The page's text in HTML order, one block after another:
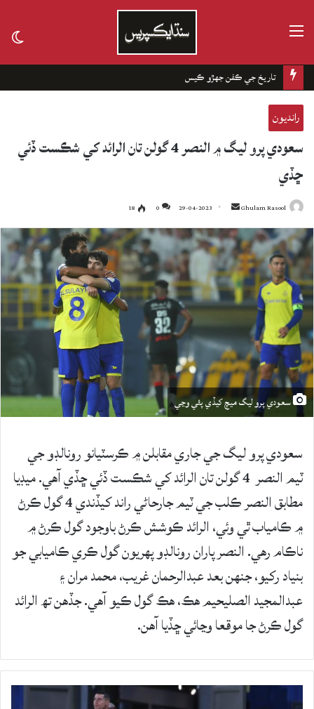
تاريخ جي ڪفن جھڙو ڪيس
رانديون
سعودي پرو ليگ ۾ النصر 4 گولن تان الرائد کي شڪست ڏئي
ڇڏي
Ghulam Rasool
Send
an
email
29-04-2023
0
18
سعودي پرو ليگ ميچ کيڏي پئي وڃي
سعودي پرو ليگ جي جاري مقابلن ۾ ڪرسٽيانو رونالڊو جي
ٽيم النصر 4 گولن تان الرائد کي شڪست ڏئي ڇڏي آهي. ميڊيا
مطابق النصر ڪلب جي ٽيم جارحاڻي راند کيڏندي 4 گول ڪرڻ
۾ ڪامياب ٿي وئي، الرائد ڪوشش ڪرڻ باوجود گول ڪرڻ ۾
ناڪام رهي. النصر پاران رونالڊو پهريون گول ڪري ڪاميابي جو
بنياد رکيو، جنهن بعد عبدالرحمان غريب، محمد مران ۽
عبدالمجيد الصليحيم هڪ، هڪ گول ڪيو آهي. جڏهن تھ الرائد
گول ڪرڻ جا موقعا وڃائي ڇڏيا آهن.